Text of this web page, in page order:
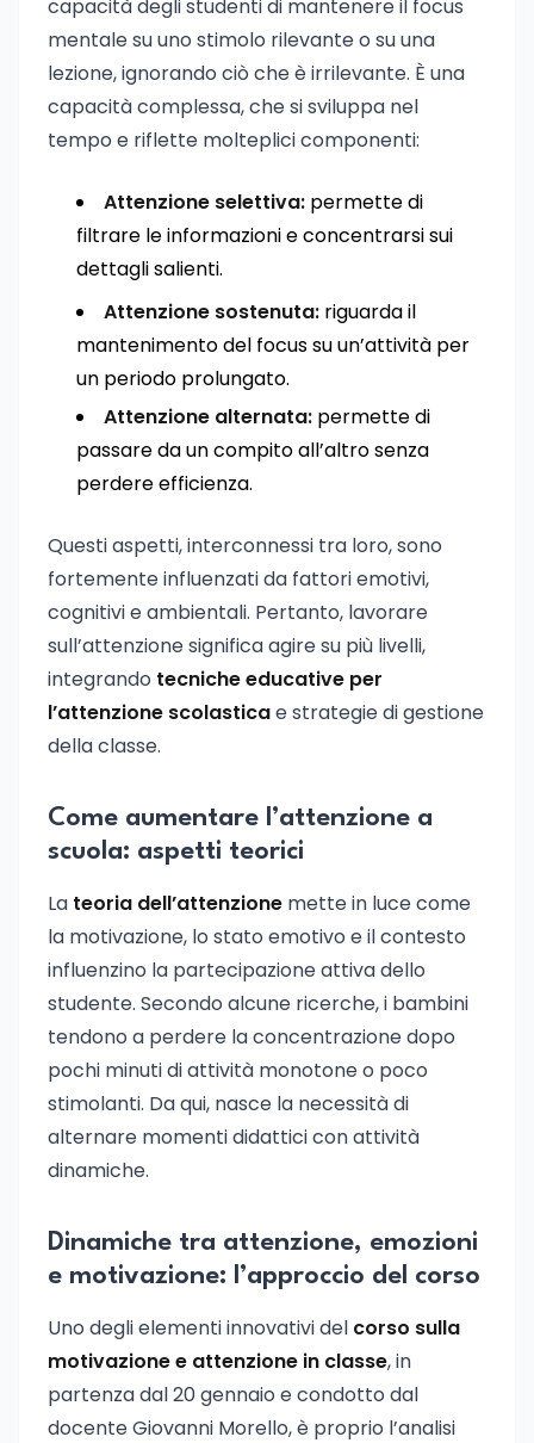
capacità degli studenti di mantenere il focus
mentale su uno stimolo rilevante o su una
lezione, ignorando ciò che è irrilevante. È una
capacità complessa, che si sviluppa nel
tempo e riflette molteplici componenti:
Attenzione selettiva: permette di
filtrare le informazioni e concentrarsi sui
dettagli salienti.
Attenzione sostenuta: riguarda il
mantenimento del focus su un’attività per
un periodo prolungato.
Attenzione alternata: permette di
passare da un compito all’altro senza
perdere efficienza.
Questi aspetti, interconnessi tra loro, sono
fortemente influenzati da fattori emotivi,
cognitivi e ambientali. Pertanto, lavorare
sull’attenzione significa agire su più livelli,
integrando tecniche educative per
l’attenzione scolasticae strategie di gestione
della classe.
Come aumentare l’attenzione a
scuola: aspetti teorici
La teoria dell’attenzione mette in luce come
la motivazione, lo stato emotivo e il contesto
influenzino la partecipazione attiva dello
studente. Secondo alcune ricerche, i bambini
tendono a perdere la concentrazione dopo
pochi minuti di attività monotone o poco
stimolanti. Da qui, nasce la necessità di
alternare momenti didattici con attività
dinamiche.
Dinamiche tra attenzione, emozioni
e motivazione: l’approccio del corso
Uno degli elementi innovativi del corso sulla
motivazione e attenzione in classe, in
partenza dal 20 gennaio e condotto dal
docente Giovanni Morello, è proprio l’analisi